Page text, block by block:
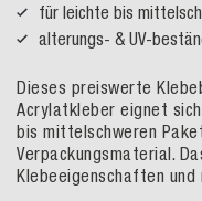
für leichte bis
alterungs- & UV-
Dieses preiswerte
Acrylatkleber eignet
bis mittelschweren
Verpackungsmaterial.
Klebeeigenschaften und